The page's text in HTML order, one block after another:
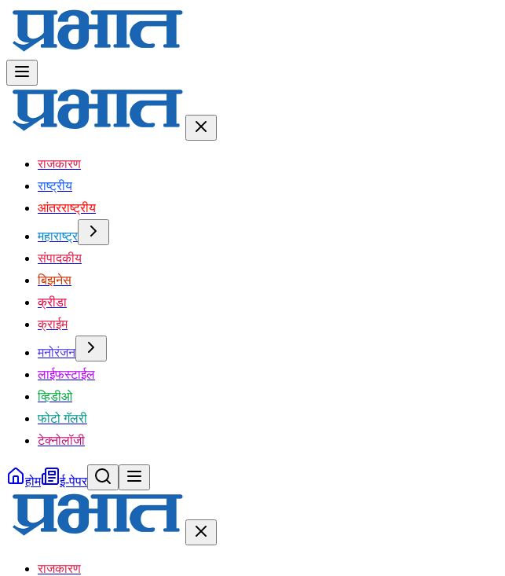
राजकारण
राष्ट्रीय
आंतरराष्ट्रीय
महाराष्ट्र
संपादकीय
बिझनेस
क्रीडा
क्राईम
मनोरंजन
लाईफस्टाईल
व्हिडीओ
फोटो गॅलरी
टेक्नोलॉजी
होम ई-पेपर
राजकारण